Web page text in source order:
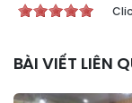
BÀI VIẾT LIÊN